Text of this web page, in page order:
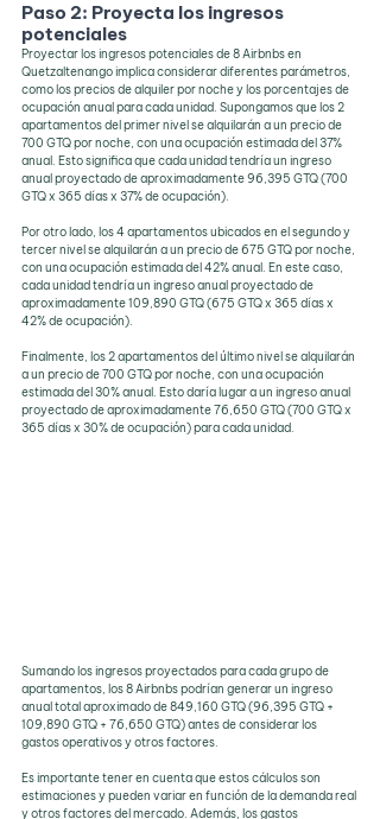
Paso 2: Proyecta los ingresos
potenciales
Proyectar los ingresos potenciales de 8 Airbnbs en
Quetzaltenango implica considerar diferentes parámetros,
como los precios de alquiler por noche y los porcentajes de
ocupación anual para cada unidad. Supongamos que los 2
apartamentos del primer nivel se alquilarán a un precio de
700 GTQ por noche, con una ocupación estimada del 37%
anual. Esto significa que cada unidad tendría un ingreso
anual proyectado de aproximadamente 96,395 GTQ (700
GTQ x 365 días x 37% de ocupación).
Por otro lado, los 4 apartamentos ubicados en el segundo y
tercer nivel se alquilarán a un precio de 675 GTQ por noche,
con una ocupación estimada del 42% anual. En este caso,
cada unidad tendría un ingreso anual proyectado de
aproximadamente 109,890 GTQ (675 GTQ x 365 días x
42% de ocupación).
Finalmente, los 2 apartamentos del último nivel se alquilarán
a un precio de 700 GTQ por noche, con una ocupación
estimada del 30% anual. Esto daría lugar a un ingreso anual
proyectado de aproximadamente 76,650 GTQ (700 GTQ x
365 días x 30% de ocupación) para cada unidad.
Sumando los ingresos proyectados para cada grupo de
apartamentos, los 8 Airbnbs podrían generar un ingreso
anual total aproximado de 849,160 GTQ (96,395 GTQ +
109,890 GTQ + 76,650 GTQ) antes de considerar los
gastos operativos y otros factores.
Es importante tener en cuenta que estos cálculos son
estimaciones y pueden variar en función de la demanda real
y otros factores del mercado. Además, los gastos